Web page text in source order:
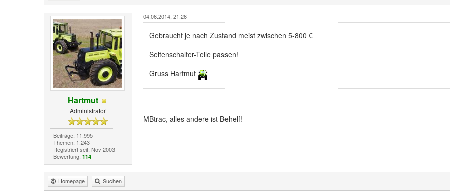
Hartmut
Administrator
Beiträge: 11.995
Themen: 1.243
Registriert seit: Nov 2003
Bewertung: 114
04.06.2014, 21:26
Gebraucht je nach Zustand meist zwischen 5-800 €
Seitenschalter-Teile passen!
Gruss Hartmut
MBtrac, alles andere ist Behelf!
Homepage Suchen